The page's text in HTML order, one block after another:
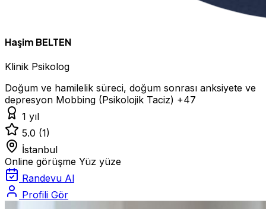
Haşim BELTEN
Klinik Psikolog
Doğum ve hamilelik süreci, doğum sonrası anksiyete ve
depresyon Mobbing (Psikolojik Taciz) +47
1 yıl
5.0 (1)
İstanbul
Online görüşme Yüz yüze
Randevu Al
Profili Gör